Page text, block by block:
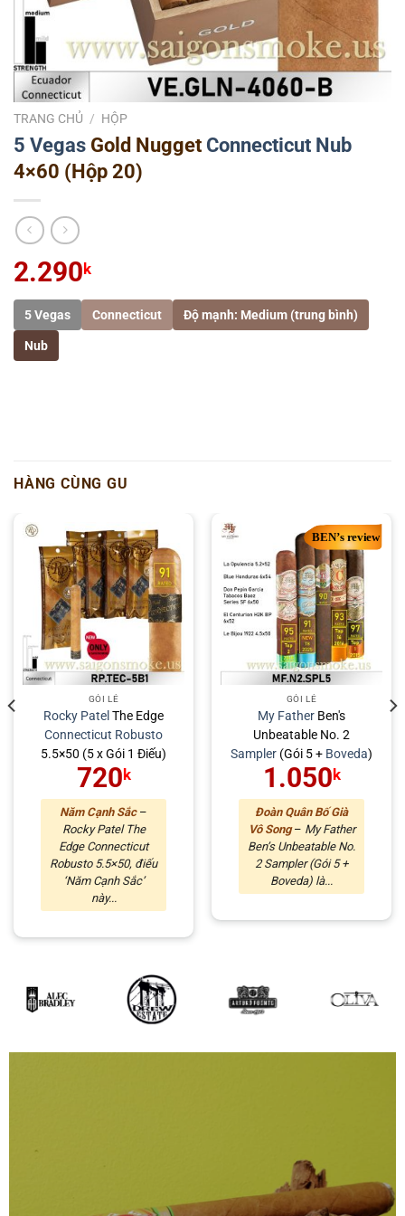
TRANG CHỦ / HỘP
5 Vegas Gold Nugget Connecticut Nub
4×60 (Hộp 20)
2.290 k
5 Vegas Connecticut Độ mạnh: Medium (trung bình)
Nub
HÀNG CÙNG GU
GÓI LẺ
Rocky Patel The Edge
Connecticut Robusto
5.5×50 (5 x Gói 1 Điếu)
720 k
Năm Cạnh Sắc–
Rocky Patel The
Edge Connecticut
Robusto 5.5×50, điếu
‘Năm Cạnh Sắc’
này...
GÓI LẺ
My Father Ben's
Unbeatable No. 2
Sampler (Gói 5 + Boveda)
1.050 k
Đoàn Quân Bố Già
Vô Song– My Father
Ben’s Unbeatable No.
2 Sampler (Gói 5 +
Boveda) là...